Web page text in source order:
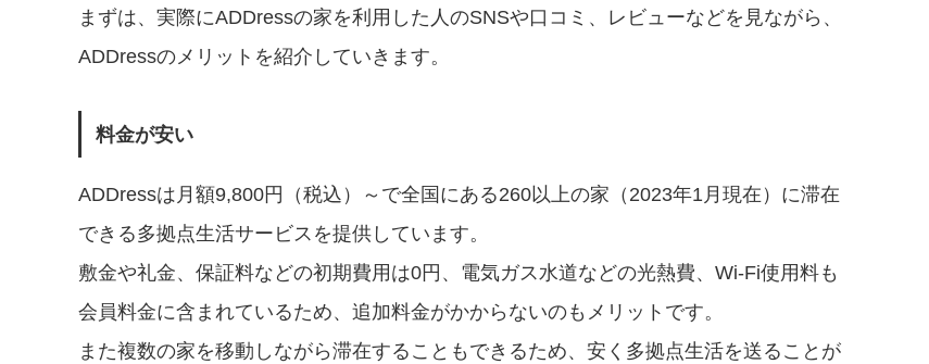
まずは、実際にADDressの家を利用した人のSNSや口コミ、レビューなどを見ながら、
ADDressのメリットを紹介していきます。
料金が安い
ADDressは月額9,800円（税込）～で全国にある260以上の家（2023年1月現在）に滞在
できる多拠点生活サービスを提供しています。
敷金や礼金、保証料などの初期費用は0円、電気ガス水道などの光熱費、Wi-Fi使用料も
会員料金に含まれているため、追加料金がかからないのもメリットです。
また複数の家を移動しながら滞在することもできるため、安く多拠点生活を送ることが